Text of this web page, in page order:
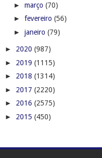
► março (70)
► fevereiro (56)
► janeiro (79)
► 2020 (987)
► 2019 (1115)
► 2018 (1314)
► 2017 (2220)
► 2016 (2575)
► 2015 (450)